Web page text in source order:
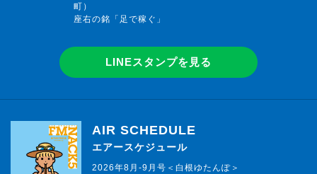
町）
座右の銘「足で稼ぐ」
LINEスタンプを見る
AIR SCHEDULE
エアースケジュール
2026年8月-9月号＜白根ゆたんぽ＞